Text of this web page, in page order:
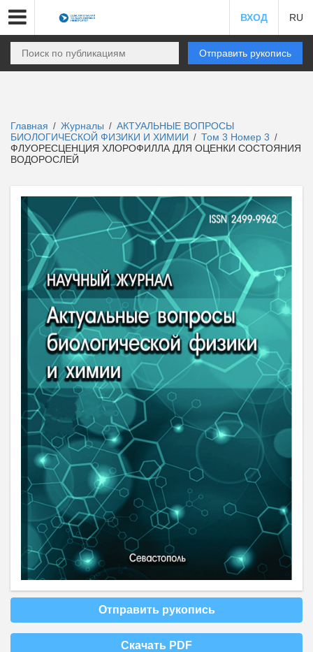
ВХОД RU
Отправить рукопись
Главная / Журналы / АКТУАЛЬНЫЕ ВОПРОСЫ
БИОЛОГИЧЕСКОЙ ФИЗИКИ И ХИМИИ / Том 3 Номер 3 /
ФЛУОРЕСЦЕНЦИЯ ХЛОРОФИЛЛА ДЛЯ ОЦЕНКИ СОСТОЯНИЯ
ВОДОРОСЛЕЙ
Отправить рукопись
Скачать PDF